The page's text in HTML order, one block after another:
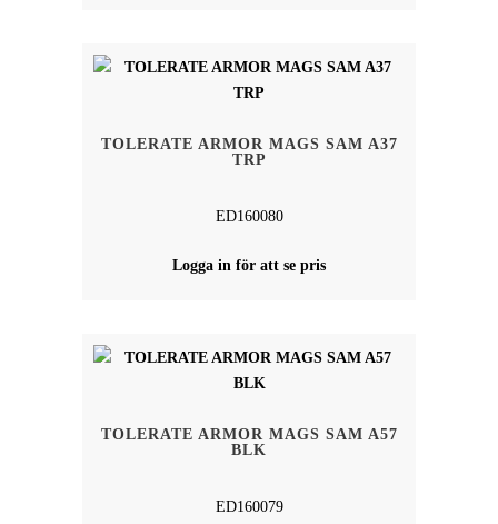
TOLERATE ARMOR MAGS SAM A37
TRP
ED160080
Logga in för att se pris
TOLERATE ARMOR MAGS SAM A57
BLK
ED160079